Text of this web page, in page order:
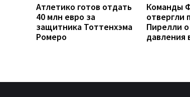
Атлетико готов отдать
40 млн евро за
защитника Тоттенхэма
Ромеро
Команды
отвергли
Пирелли
давления